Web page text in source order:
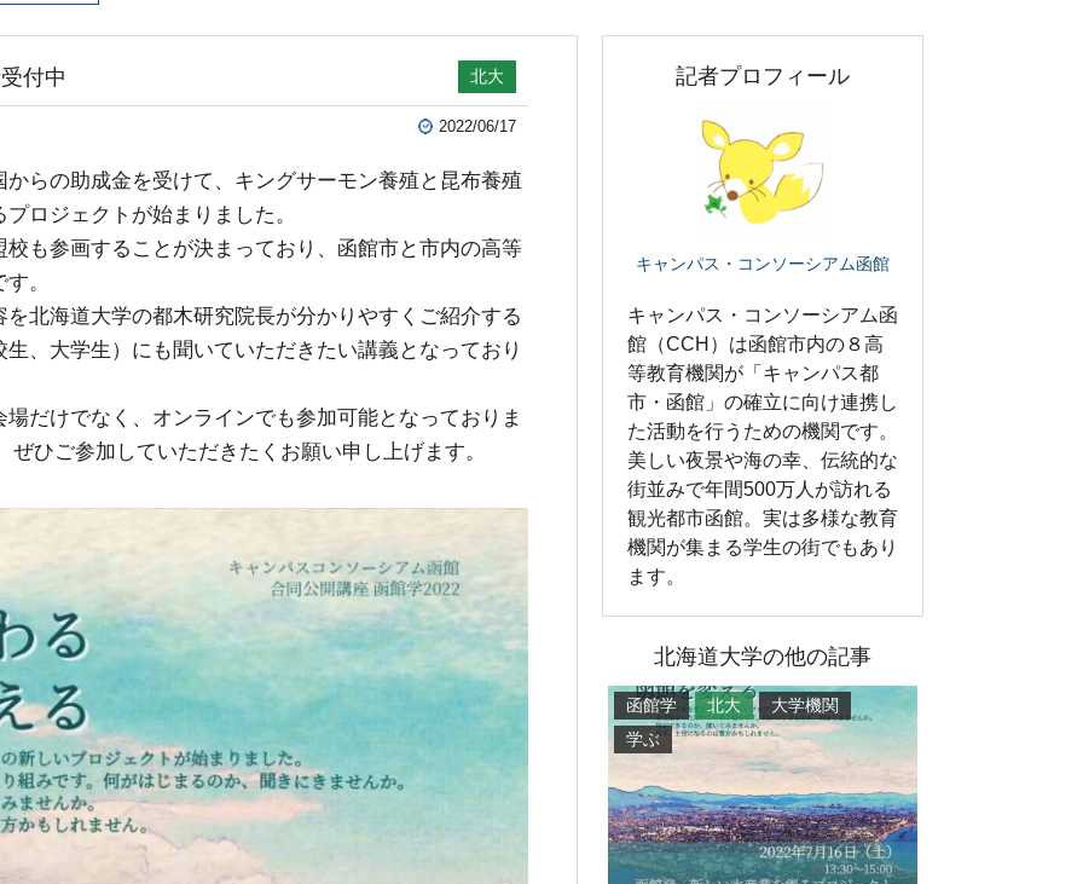
付中 北大
2022/06/17
らの助成金を受けて、キングサーモン養殖と昆布養殖
ロジェクトが始まりました。
も参画することが決まっており、函館市と市内の高等
。
北海道大学の都木研究院長が分かりやすくご紹介する
、大学生）にも聞いていただきたい講義となっており
だけでなく、オンラインでも参加可能となっておりま
ひご参加していただきたくお願い申し上げます。
記者プロフィール
キャンパス・コンソーシアム函館
キャンパス・コンソーシアム函
館（CCH）は函館市内の８高
等教育機関が「キャンパス都
市・函館」の確立に向け連携し
た活動を行うための機関です。
美しい夜景や海の幸、伝統的な
街並みで年間500万人が訪れる
観光都市函館。実は多様な教育
機関が集まる学生の街でもあり
ます。
北海道大学の他の記事
函館学 北大
大学機関
学ぶ